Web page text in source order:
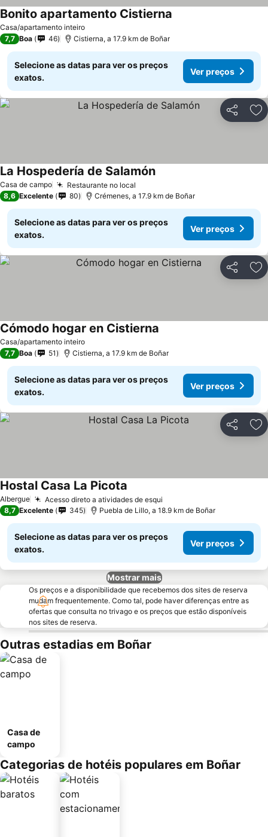
Casa/apartamento inteiro
Bonito apartamento Cistierna
7,7 Boa 46 Cistierna, a 17.9 km de Boñar
Selecione as datas para ver os preços
exatos.
Ver preços
Partilhar
Casa de campo Restaurante no local
La Hospedería de Salamón
8,6 Excelente 80 Crémenes, a 17.9 km de Boñar
Selecione as datas para ver os preços
exatos.
Ver preços
Partilhar
Casa/apartamento inteiro
Cómodo hogar en Cistierna
7,7 Boa 51 Cistierna, a 17.9 km de Boñar
Selecione as datas para ver os preços
exatos.
Ver preços
Partilhar
Albergue Acesso direto a atividades de esqui
Hostal Casa La Picota
8,7 Excelente 345 Puebla de Lillo, a 18.9 km de Boñar
Selecione as datas para ver os preços
exatos.
Ver preços
Mostrar mais
Os preços e a disponibilidade que recebemos dos sites de reserva
mudam frequentemente. Como tal, pode haver diferenças entre as
ofertas que consulta no trivago e os preços que estão disponíveis
nos sites de reserva.
Outras estadias em Boñar
Casa de
campo
Categorias de hotéis populares em Boñar